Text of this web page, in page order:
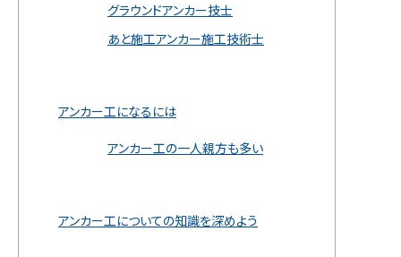
グラウンドアンカー技士
あと施工アンカー施工技術士
アンカー工になるには
アンカー工の一人親方も多い
アンカー工についての知識を深めよう